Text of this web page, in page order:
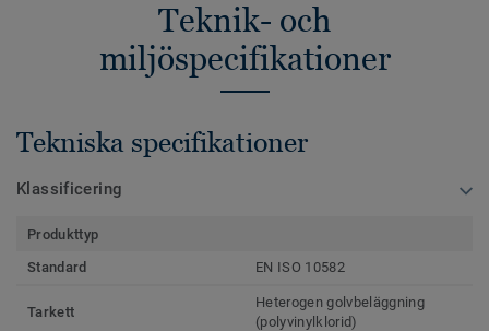
Teknik- och
miljöspecifikationer
Tekniska specifikationer
Klassificering
Produkttyp
Standard
EN ISO 10582
Tarkett
Heterogen golvbeläggning
(polyvinylklorid)